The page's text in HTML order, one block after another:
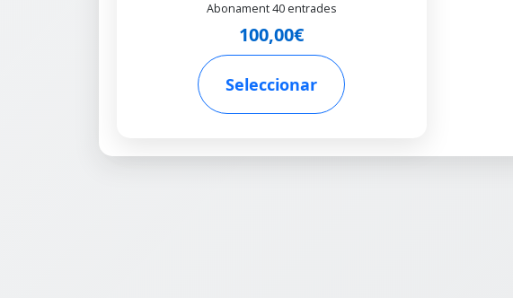
Abonament 40 entrades
100,00€
Seleccionar